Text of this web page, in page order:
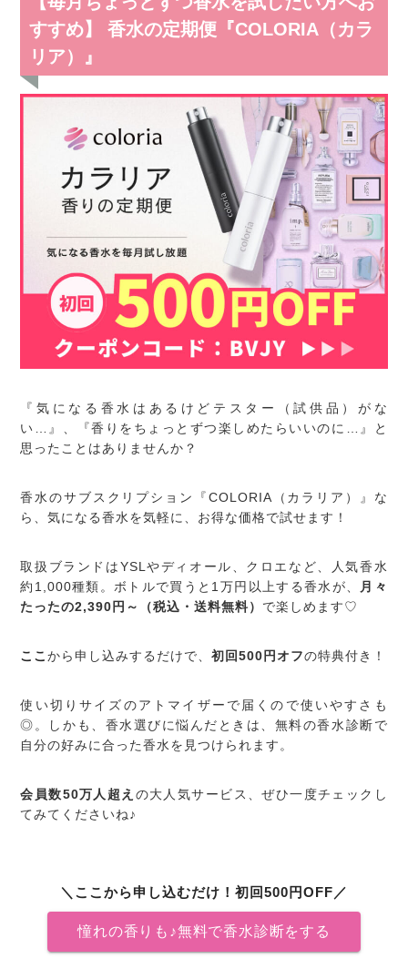
すすめ】 香水の定期便『COLORIA（カラ
リア）』
『気になる香水はあるけどテスター（試供品）がな
い…』、『香りをちょっとずつ楽しめたらいいのに…』と
思ったことはありませんか？
香水のサブスクリプション『COLORIA（カラリア）』な
ら、気になる香水を気軽に、お得な価格で試せます！
取扱ブランドはYSLやディオール、クロエなど、人気香水
約1,000種類。ボトルで買うと1万円以上する香水が、
月々
たったの2,390円～（税込・送料無料） で楽しめます♡
ここから申し込みするだけで、初回500円オフの特典付き！
使い切りサイズのアトマイザーで届くので使いやすさも
◎。しかも、香水選びに悩んだときは、無料の香水診断で
自分の好みに合った香水を見つけられます。
会員数50万人超え の大人気サービス、ぜひ一度チェックし
てみてくださいね♪
＼ここから申し込むだけ！初回500円OFF／
憧れの香りも♪無料で香水診断をする